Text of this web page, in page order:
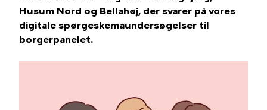
Husum Nord og Bellahøj, der svarer på vores
digitale spørgeskemaundersøgelser til
borgerpanelet.